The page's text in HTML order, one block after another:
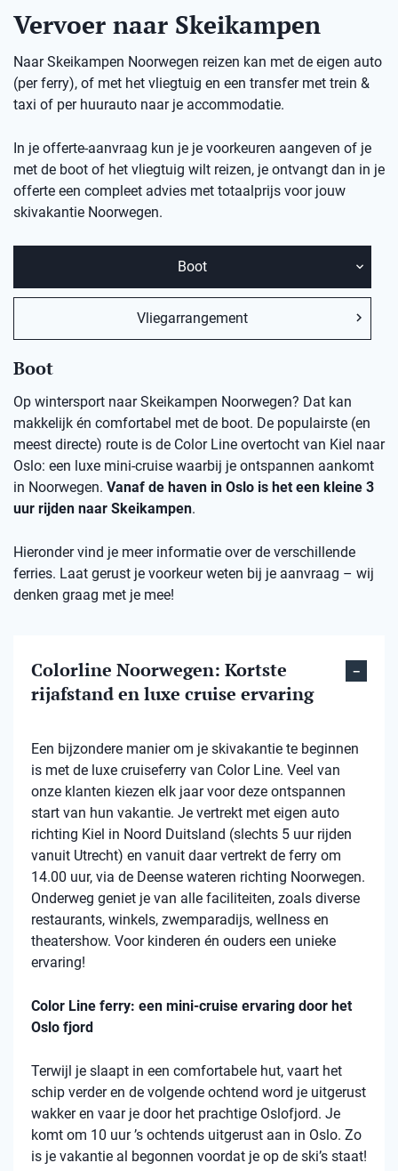
Vervoer naar Skeikampen
Naar Skeikampen Noorwegen reizen kan met de eigen auto
(per ferry), of met het vliegtuig en een transfer met trein &
taxi of per huurauto naar je accommodatie.
In je offerte-aanvraag kun je je voorkeuren aangeven of je
met de boot of het vliegtuig wilt reizen, je ontvangt dan in je
offerte een compleet advies met totaalprijs voor jouw
skivakantie Noorwegen.
Boot
Vliegarrangement
Boot
Op wintersport naar Skeikampen Noorwegen? Dat kan
makkelijk én comfortabel met de boot. De populairste (en
meest directe) route is de Color Line overtocht van Kiel naar
Oslo: een luxe mini-cruise waarbij je ontspannen aankomt
in Noorwegen. Vanaf de haven in Oslo is het een kleine 3
uur rijden naar Skeikampen.
Hieronder vind je meer informatie over de verschillende
ferries. Laat gerust je voorkeur weten bij je aanvraag – wij
denken graag met je mee!
Colorline Noorwegen: Kortste
rijafstand en luxe cruise ervaring
Een bijzondere manier om je skivakantie te beginnen
is met de luxe cruiseferry van Color Line. Veel van
onze klanten kiezen elk jaar voor deze ontspannen
start van hun vakantie. Je vertrekt met eigen auto
richting Kiel in Noord Duitsland (slechts 5 uur rijden
vanuit Utrecht) en vanuit daar vertrekt de ferry om
14.00 uur, via de Deense wateren richting Noorwegen.
Onderweg geniet je van alle faciliteiten, zoals diverse
restaurants, winkels, zwemparadijs, wellness en
theatershow. Voor kinderen én ouders een unieke
ervaring!
Color Line ferry: een mini-cruise ervaring door het
Oslo fjord
Terwijl je slaapt in een comfortabele hut, vaart het
schip verder en de volgende ochtend word je uitgerust
wakker en vaar je door het prachtige Oslofjord. Je
komt om 10 uur ’s ochtends uitgerust aan in Oslo. Zo
is je vakantie al begonnen voordat je op de ski’s staat!